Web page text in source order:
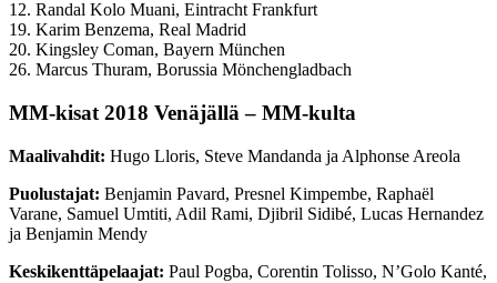
12. Randal Kolo Muani, Eintracht Frankfurt
19. Karim Benzema, Real Madrid
20. Kingsley Coman, Bayern München
26. Marcus Thuram, Borussia Mönchengladbach
MM-kisat 2018 Venäjällä – MM-kulta
Maalivahdit: Hugo Lloris, Steve Mandanda ja Alphonse Areola
Puolustajat: Benjamin Pavard, Presnel Kimpembe, Raphaël
Varane, Samuel Umtiti, Adil Rami, Djibril Sidibé, Lucas Hernandez
ja Benjamin Mendy
Keskikenttäpelaajat: Paul Pogba, Corentin Tolisso, N’Golo Kanté,